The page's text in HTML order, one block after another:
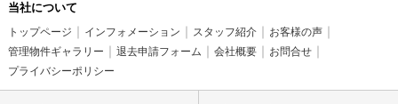
当社について
トップページ インフォメーション スタッフ紹介
お客様の声
管理物件ギャラリー
退去申請フォーム 会社概要
お問合せ
プライバシーポリシー